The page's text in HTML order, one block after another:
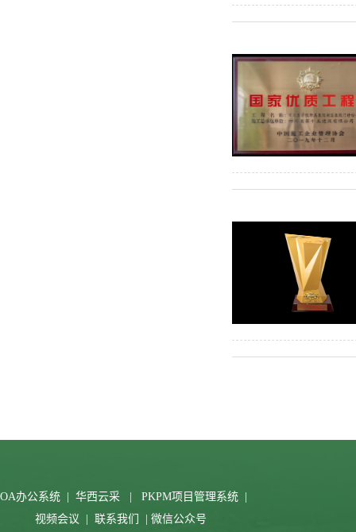
OA办公系统 | 华西云采 | PKPM项目管理系统 |
视频会议 | 联系我们 | 微信公众号